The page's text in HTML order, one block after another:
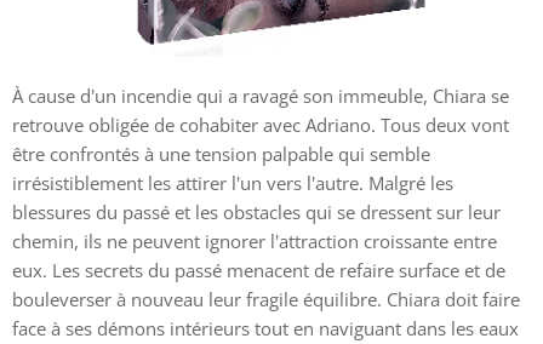
À cause d'un incendie qui a ravagé son immeuble, Chiara se
retrouve obligée de cohabiter avec Adriano. Tous deux vont
être confrontés à une tension palpable qui semble
irrésistiblement les attirer l'un vers l'autre. Malgré les
blessures du passé et les obstacles qui se dressent sur leur
chemin, ils ne peuvent ignorer l'attraction croissante entre
eux. Les secrets du passé menacent de refaire surface et de
bouleverser à nouveau leur fragile équilibre. Chiara doit faire
face à ses démons intérieurs tout en naviguant dans les eaux